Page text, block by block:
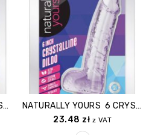
NATURALLY YOURS 6 CRYSTALLINE DILDO DIAMOND
NATURALLY YOURS 6 CRYSTALLINE DILDO AMETHYST
23.48 zł z VAT